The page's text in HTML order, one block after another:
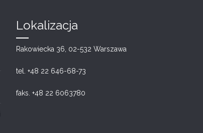
Lokalizacja
Rakowiecka 36, 02-532 Warszawa
tel. +48 22 646-68-73
faks. +48 22 6063780